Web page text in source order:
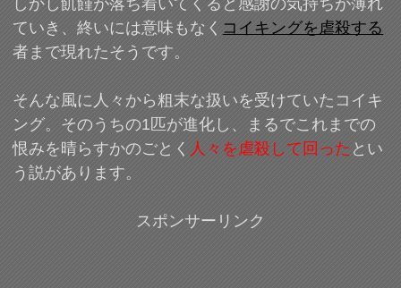
ていき、終いには意味もなく コイキングを虐殺する
者まで現れたそうです。
そんな風に人々から粗末な扱いを受けていたコイキ
ング。そのうちの1匹が進化し、まるでこれまでの
恨みを晴らすかのごとく 人々を虐殺して回った とい
う説があります。
スポンサーリンク